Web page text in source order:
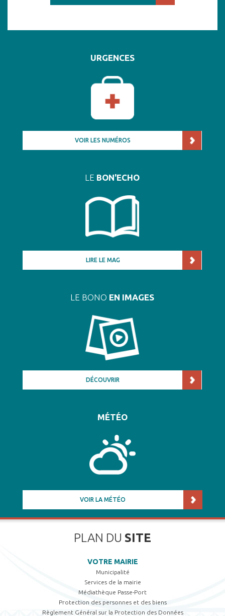
URGENCES
VOIR LES NUMÉROS
LE BON'ECHO
LIRE LE MAG
LE BONO EN IMAGES
DÉCOUVRIR
MÉTÉO
VOIR LA MÉTÉO
PLAN DU SITE
VOTRE MAIRIE
Municipalité
Services de la mairie
Médiathèque Passe-Port
Protection des personnes et des biens
Règlement Général sur la Protection des Données